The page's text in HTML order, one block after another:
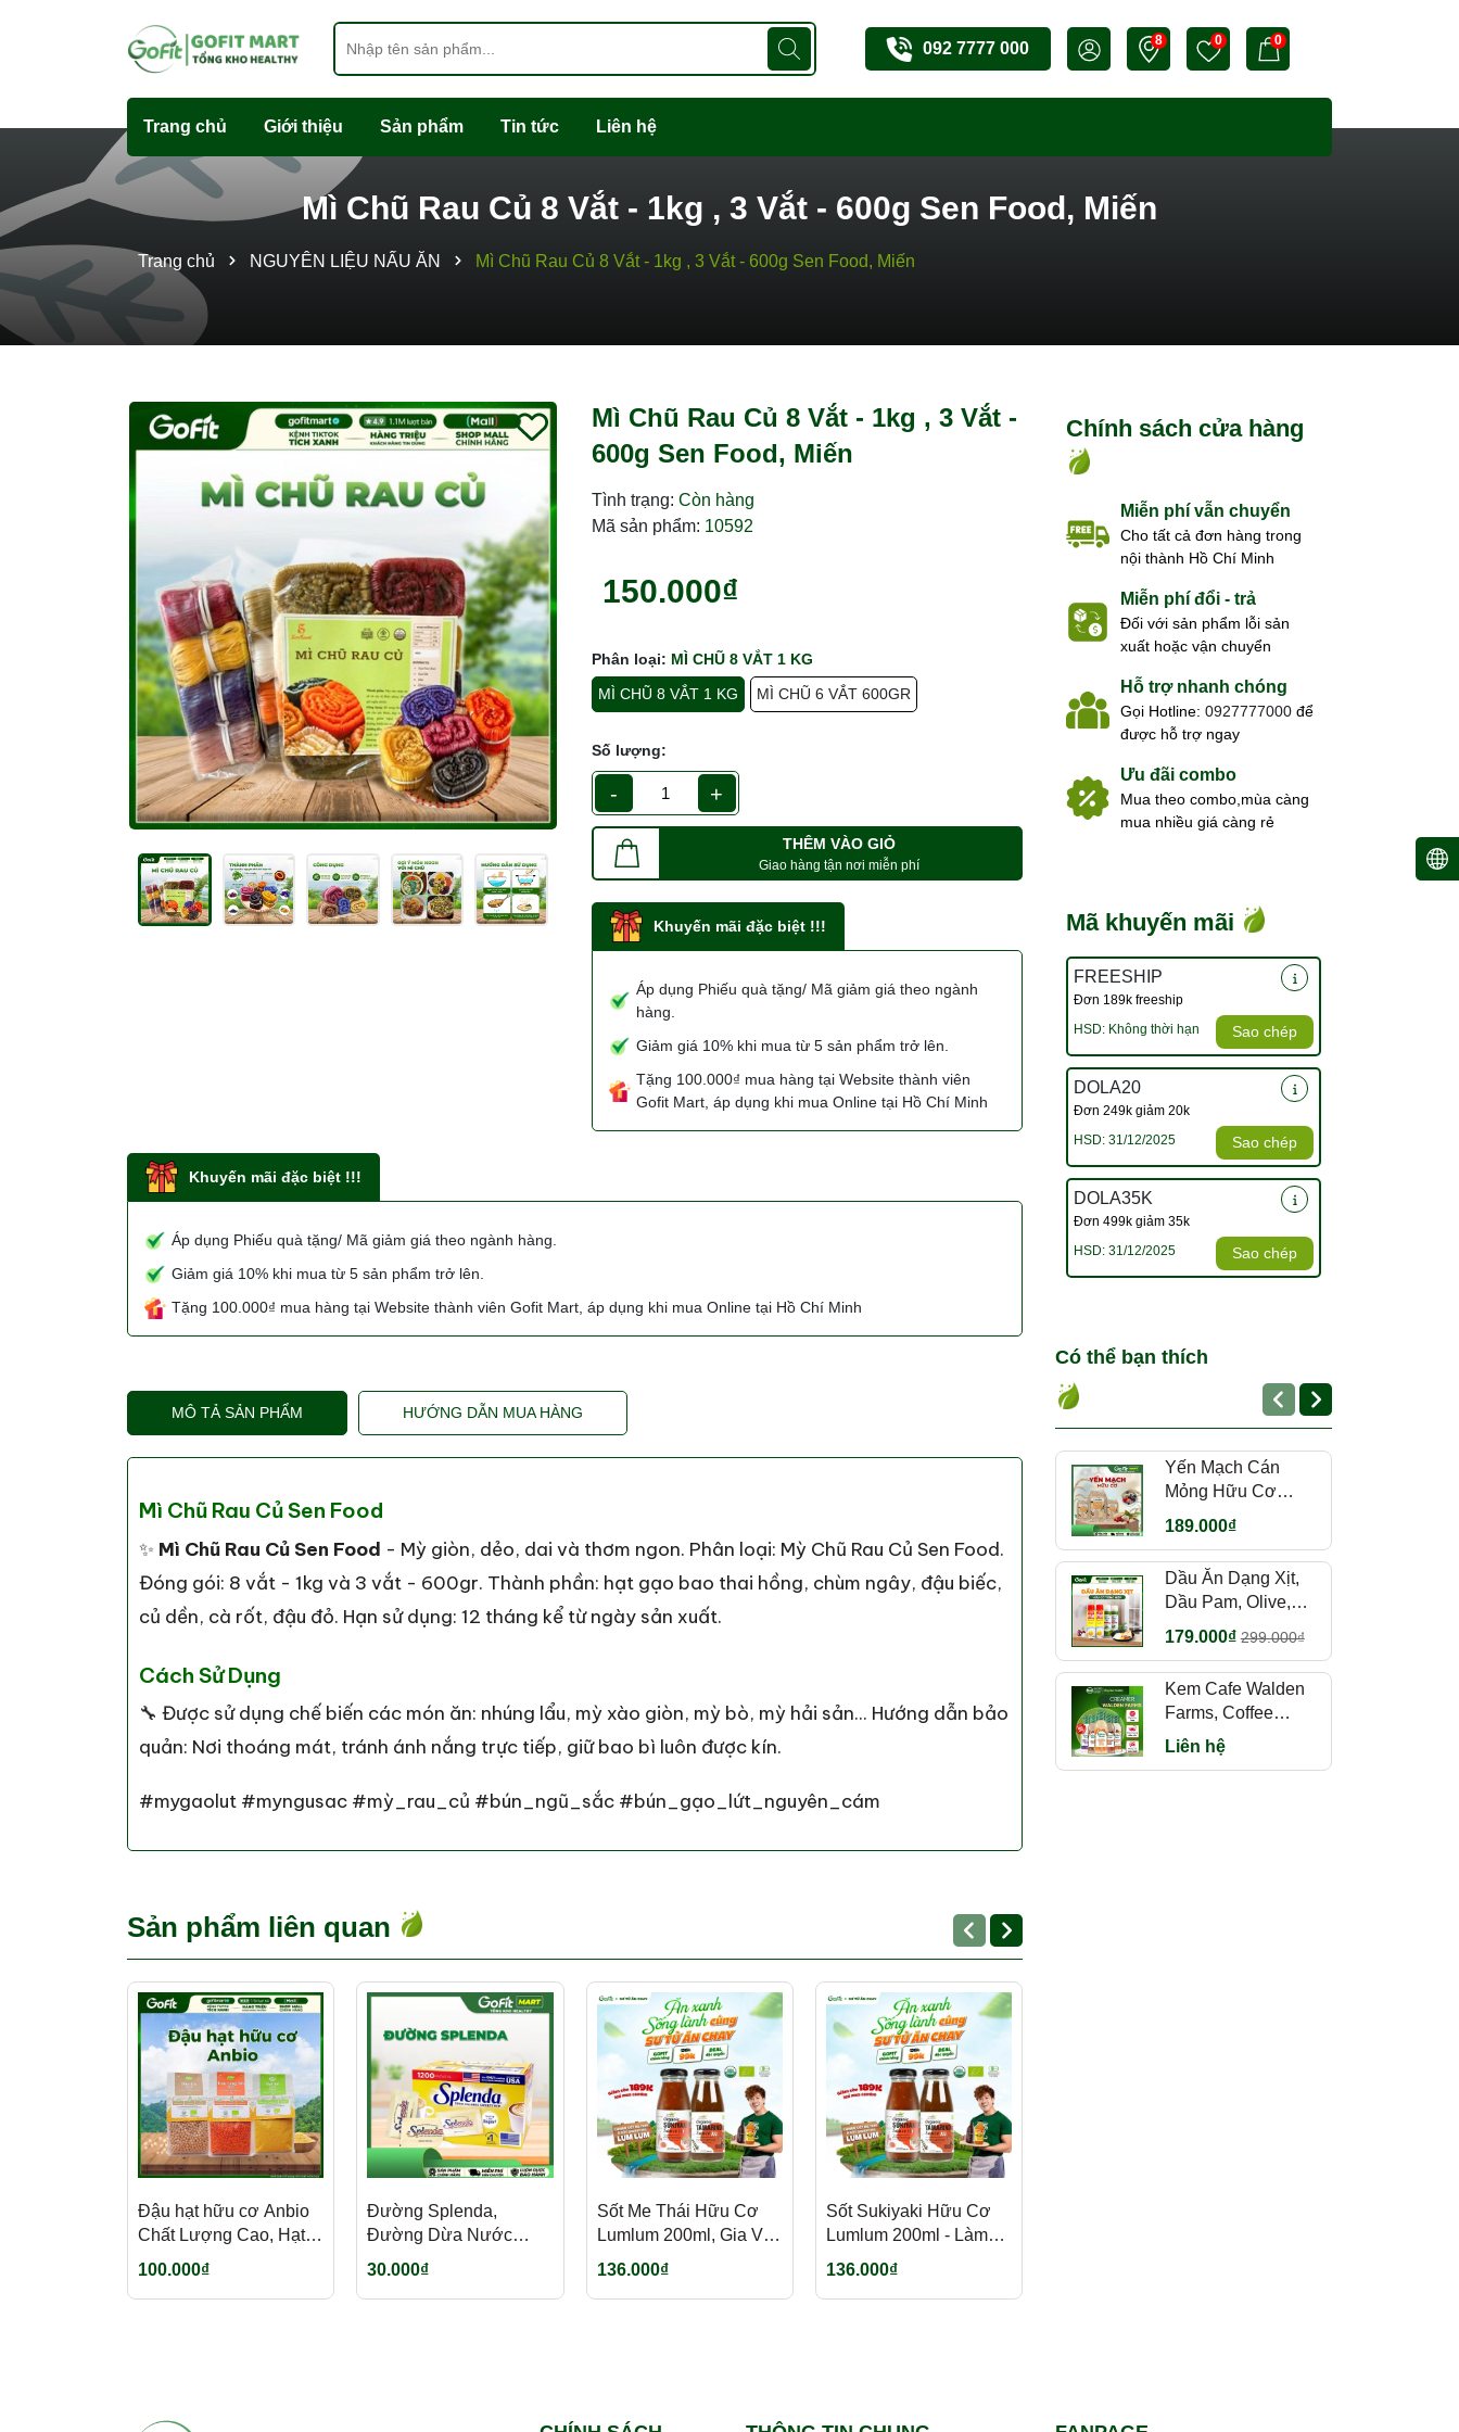
092 7777 000 8 0 0
Trang chủ Giới thiệu Sản phẩm Tin tức Liên hệ
Mì Chũ Rau Củ 8 Vắt - 1kg , 3 Vắt - 600g Sen Food, Miến
Trang chủ NGUYÊN LIỆU NẤU ĂN Mì Chũ Rau Củ 8 Vắt - 1kg , 3 Vắt - 600g Sen Food, Miến
Mì Chũ Rau Củ 8 Vắt - 1kg , 3 Vắt -
600g Sen Food, Miến
Tình trạng: Còn hàng
Mã sản phẩm: 10592
150.000₫
Phân loại: MÌ CHŨ 8 VẮT 1 KG
MÌ CHŨ 8 VẮT 1 KG
MÌ CHŨ 6 VẮT 600GR
Số lượng:
- +
THÊM VÀO GIỎ
Giao hàng tận nơi miễn phí
Khuyến mãi đặc biệt !!!
Áp dụng Phiếu quà tặng/ Mã giảm giá theo ngành
hàng.
Giảm giá 10% khi mua từ 5 sản phẩm trở lên.
Tặng 100.000₫ mua hàng tại Website thành viên
Gofit Mart, áp dụng khi mua Online tại Hồ Chí Minh
Khuyến mãi đặc biệt !!!
Áp dụng Phiếu quà tặng/ Mã giảm giá theo ngành hàng.
Giảm giá 10% khi mua từ 5 sản phẩm trở lên.
Tặng 100.000₫ mua hàng tại Website thành viên Gofit Mart, áp dụng khi mua Online tại Hồ Chí Minh
MÔ TẢ SẢN PHẨM HƯỚNG DẪN MUA HÀNG
Mì Chũ Rau Củ Sen Food
✨ Mì Chũ Rau Củ Sen Food - Mỳ giòn, dẻo, dai và thơm ngon. Phân loại: Mỳ Chũ Rau Củ Sen Food.
Đóng gói: 8 vắt - 1kg và 3 vắt - 600gr. Thành phần: hạt gạo bao thai hồng, chùm ngây, đậu biếc,
củ dền, cà rốt, đậu đỏ. Hạn sử dụng: 12 tháng kể từ ngày sản xuất.
Cách Sử Dụng
🔧 Được sử dụng chế biến các món ăn: nhúng lẩu, mỳ xào giòn, mỳ bò, mỳ hải sản... Hướng dẫn bảo
quản: Nơi thoáng mát, tránh ánh nắng trực tiếp, giữ bao bì luôn được kín.
#mygaolut #myngusac #mỳ_rau_củ #bún_ngũ_sắc #bún_gạo_lứt_nguyên_cám
Sản phẩm liên quan
Đậu hạt hữu cơ Anbio
Chất Lượng Cao, Hạt
To Đều 200g - Phù Hợp
100.000₫
Đường Splenda,
Đường Dừa Nước
Vietnipa, Đường La
30.000₫
Sốt Me Thái Hữu Cơ
Lumlum 200ml, Gia Vị,
Hữu Cơ
136.000₫
Sốt Sukiyaki Hữu Cơ
Lumlum 200ml - Làm
Nước Chấm, Thêm Vào
136.000₫
Chính sách cửa hàng
Miễn phí vẫn chuyển
Cho tất cả đơn hàng trong
nội thành Hồ Chí Minh
Miễn phí đổi - trả
Đối với sản phẩm lỗi sản
xuất hoặc vận chuyển
Hỗ trợ nhanh chóng
Gọi Hotline: 0927777000 để
được hỗ trợ ngay
Ưu đãi combo
Mua theo combo,mùa càng
mua nhiều giá càng rẻ
Mã khuyến mãi
FREESHIP
Đơn 189k freeship
HSD: Không thời hạn
Sao chép
DOLA20
Đơn 249k giảm 20k
HSD: 31/12/2025
Sao chép
DOLA35K
Đơn 499k giảm 35k
HSD: 31/12/2025
Sao chép
Mã giảm giá:
Điều kiện:
Có thể bạn thích
Yến Mạch Cán
Mỏng Hữu Cơ
Markal 500g Pháp
189.000₫
Dầu Ăn Dạng Xịt,
Dầu Pam, Olive,
Gofit Mart
179.000₫ 299.000₫
Kem Cafe Walden
Farms, Coffee
Creamer nhiều vị,
Liên hệ